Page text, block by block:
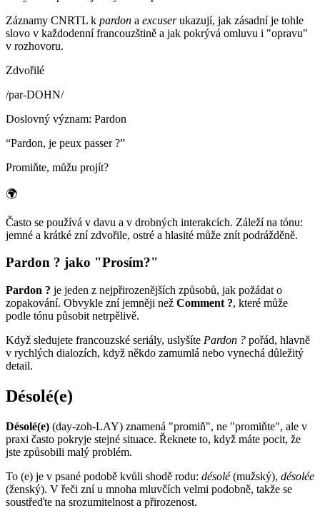
Záznamy CNRTL k pardon a excuserukazují, jak zásadní je tohle
slovo v každodenní francouzštině a jak pokrývá omluvu i "opravu"
v rozhovoru.
Zdvořilé
/par-DOHN/
Doslovný význam: Pardon
“Pardon, je peux passer ?”
Promiňte, můžu projít?
🌍
Často se používá v davu a v drobných interakcích. Záleží na tónu:
jemné a krátké zní zdvořile, ostré a hlasité může znít podrážděně.
Pardon ? jako "Prosím?"
Pardon ? je jeden z nejpřirozenějších způsobů, jak požádat o
zopakování. Obvykle zní jemněji než Comment ?, které může
podle tónu působit netrpělivě.
Když sledujete francouzské seriály, uslyšíte Pardon ? pořád, hlavně
v rychlých dialozích, když někdo zamumlá nebo vynechá důležitý
detail.
Désolé(e)
Désolé(e) (day-zoh-LAY) znamená "promiň", ne "promiňte", ale v
praxi často pokryje stejné situace. Řeknete to, když máte pocit, že
jste způsobili malý problém.
To (e) je v psané podobě kvůli shodě rodu: désolé(mužský), désolée
(ženský). V řeči zní u mnoha mluvčích velmi podobně, takže se
soustřeďte na srozumitelnost a přirozenost.